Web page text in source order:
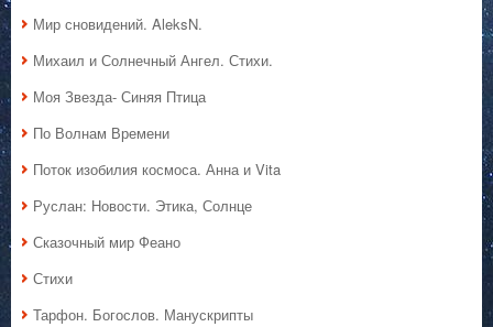
Мир сновидений. AleksN.
Михаил и Солнечный Ангел. Стихи.
Моя Звезда- Синяя Птица
По Волнам Времени
Поток изобилия космоса. Анна и Vita
Руслан: Новости. Этика, Солнце
Сказочный мир Феано
Стихи
Тарфон. Богослов. Манускрипты